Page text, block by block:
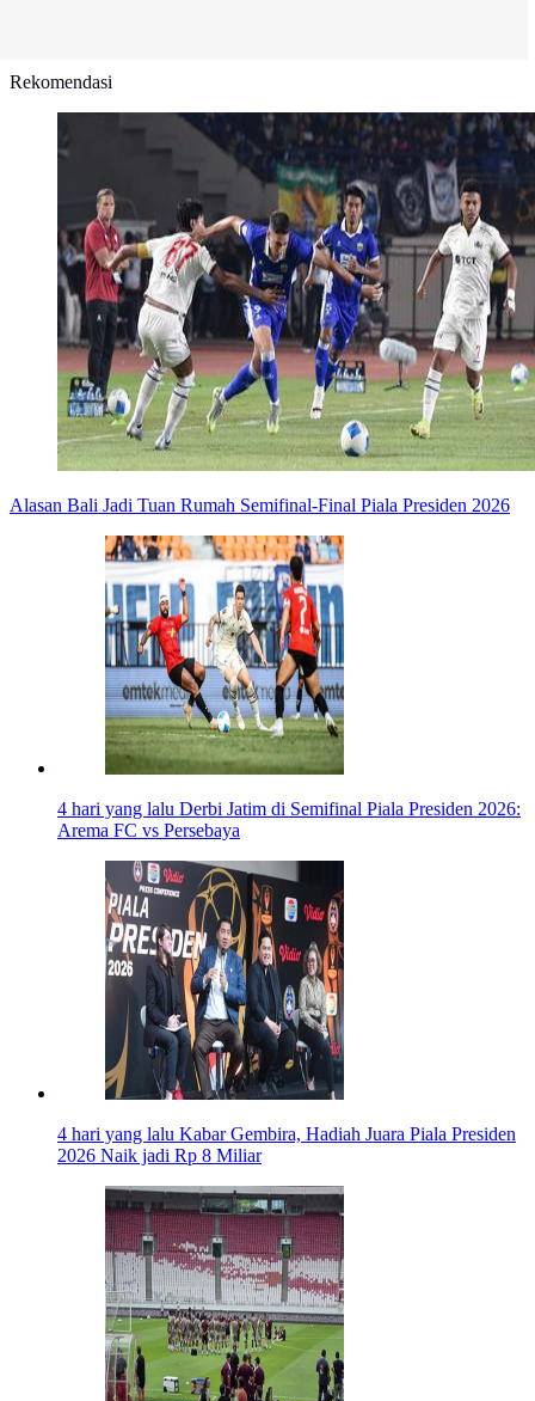
Rekomendasi
Alasan Bali Jadi Tuan Rumah Semifinal-Final Piala Presiden 2026
4 hari yang lalu Derbi Jatim di Semifinal Piala Presiden 2026:
Arema FC vs Persebaya
4 hari yang lalu Kabar Gembira, Hadiah Juara Piala Presiden
2026 Naik jadi Rp 8 Miliar